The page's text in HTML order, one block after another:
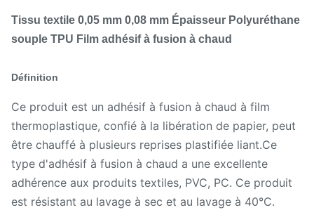
Tissu textile 0,05 mm 0,08 mm Épaisseur Polyuréthane
souple TPU Film adhésif à fusion à chaud
Définition
Ce produit est un adhésif à fusion à chaud à film
thermoplastique, confié à la libération de papier, peut
être chauffé à plusieurs reprises plastifiée liant.Ce
type d'adhésif à fusion à chaud a une excellente
adhérence aux produits textiles, PVC, PC. Ce produit
est résistant au lavage à sec et au lavage à 40°C.